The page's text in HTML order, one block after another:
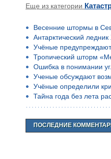
Еще из категории
Весенние штормы в
Антарктический
Учёные
Тропический шторм
Ошибка в понимании
Ученые обсуждают
Учёные определили
Тайна года без лета
ПОСЛЕДНИЕ